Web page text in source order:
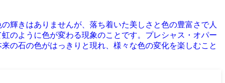
輝きはありませんが、落ち着いた美しさと色の豊富さで人
のように色が変わる現象のことです。プレシャス・オパー
の石の色がはっきりと現れ、様々な色の変化を楽しむこと